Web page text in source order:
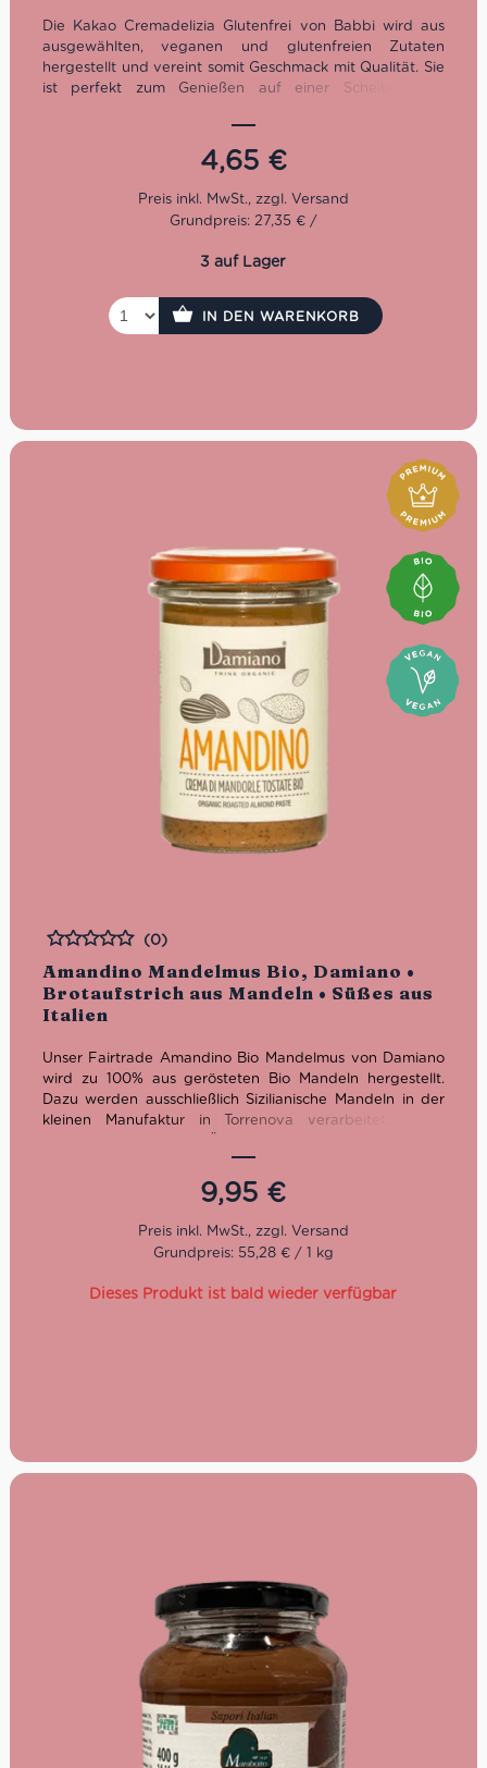
Die Kakao Cremadelizia Glutenfrei von Babbi wird aus
ausgewählten, veganen und glutenfreien Zutaten
hergestellt und vereint somit Geschmack mit Qualität. Sie
ist perfekt zum Genießen auf einer Scheibe Brot,
eine besondere Note zu verleihen. Lasse Dich von seinem
intensiven und cremigen Geschmack verzaubern!
4,65 €
Grundpreis: 27,35 € /
3 auf Lager
IN DEN WARENKORB
Amandino Mandelmus Bio, Damiano •
Brotaufstrich aus Mandeln • Süßes aus
Italien
Bewertet
(0)
Unser Fairtrade Amandino Bio Mandelmus von Damiano
wird zu 100% aus gerösteten Bio Mandeln hergestellt.
Dazu werden ausschließlich Sizilianische Mandeln in der
kleinen Manufaktur in Torrenova verarbeitet. Dabei
erhalten. Doch eigentlich lieben wir die Produkte von
Damiano, weil sie so unglaublich lecker sind.
Dieser Brotaufstrich wird aus 100% gerösteten Mandeln
hergestellt, ohne Konservierungsstoffe und frei von
Emulgatoren. Eine eventuelle Trennung der Öle ist
natürlich, daher ist es empfehlenswert, vor Gebrauch
immer kräftig durchzurühren. Nach dem Öffnen an einem
9,95 €
Grundpreis: 55,28 € / 1 kg
Dieses Produkt ist bald wieder verfügbar